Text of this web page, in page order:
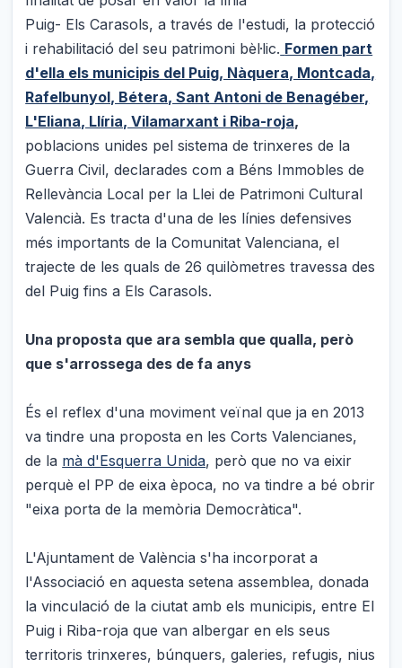
Puig- Els Carasols, a través de l'estudi, la protecció
i rehabilitació del seu patrimoni bèl·lic. Formen part
d'ella els municipis del Puig, Nàquera, Montcada,
Rafelbunyol, Bétera, Sant Antoni de Benagéber,
L'Eliana, Llíria, Vilamarxant i Riba-roja,
poblacions unides pel sistema de trinxeres de la
Guerra Civil, declarades com a Béns Immobles de
Rellevància Local per la Llei de Patrimoni Cultural
Valencià. Es tracta d'una de les línies defensives
més importants de la Comunitat Valenciana, el
trajecte de les quals de 26 quilòmetres travessa des
del Puig fins a Els Carasols.
Una proposta que ara sembla que qualla, però
que s'arrossega des de fa anys
És el reflex d'una moviment veïnal que ja en 2013
va tindre una proposta en les Corts Valencianes,
de la mà d'Esquerra Unida, però que no va eixir
perquè el PP de eixa època, no va tindre a bé obrir
"eixa porta de la memòria Democràtica".
L'Ajuntament de València s'ha incorporat a
l'Associació en aquesta setena assemblea, donada
la vinculació de la ciutat amb els municipis, entre El
Puig i Riba-roja que van albergar en els seus
territoris trinxeres, búnquers, galeries, refugis, nius